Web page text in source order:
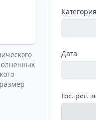
Дата
Гос. рег.